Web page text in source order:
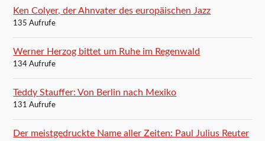
Ken Colyer, der Ahnvater des europäischen Jazz
135 Aufrufe
Werner Herzog bittet um Ruhe im Regenwald
134 Aufrufe
Teddy Stauffer: Von Berlin nach Mexiko
131 Aufrufe
Der meistgedruckte Name aller Zeiten: Paul Julius Reuter